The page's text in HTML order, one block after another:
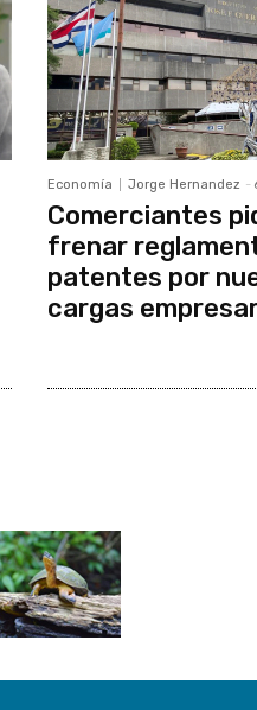
Economía Jorge Hernandez -
Comerciantes
frenar
patentes por
cargas